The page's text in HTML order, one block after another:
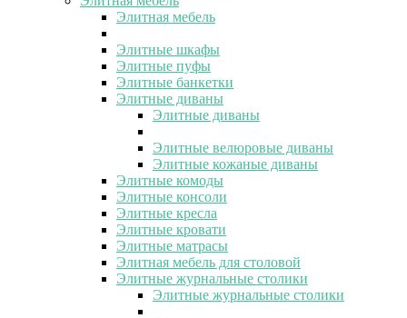
Элитная мебель
Элитные шкафы
Элитные пуфы
Элитные банкетки
Элитные диваны
Элитные диваны
Элитные велюровые диваны
Элитные кожаные диваны
Элитные комоды
Элитные консоли
Элитные кресла
Элитные кровати
Элитные матрасы
Элитная мебель для столовой
Элитные журнальные столики
Элитные журнальные столики